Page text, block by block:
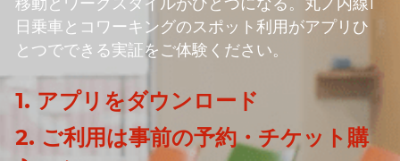
日乗車とコワーキングのスポット利用がアプリひ
とつでできる実証をご体験ください。
1. アプリをダウンロード
2. ご利用は事前の予約・チケット購